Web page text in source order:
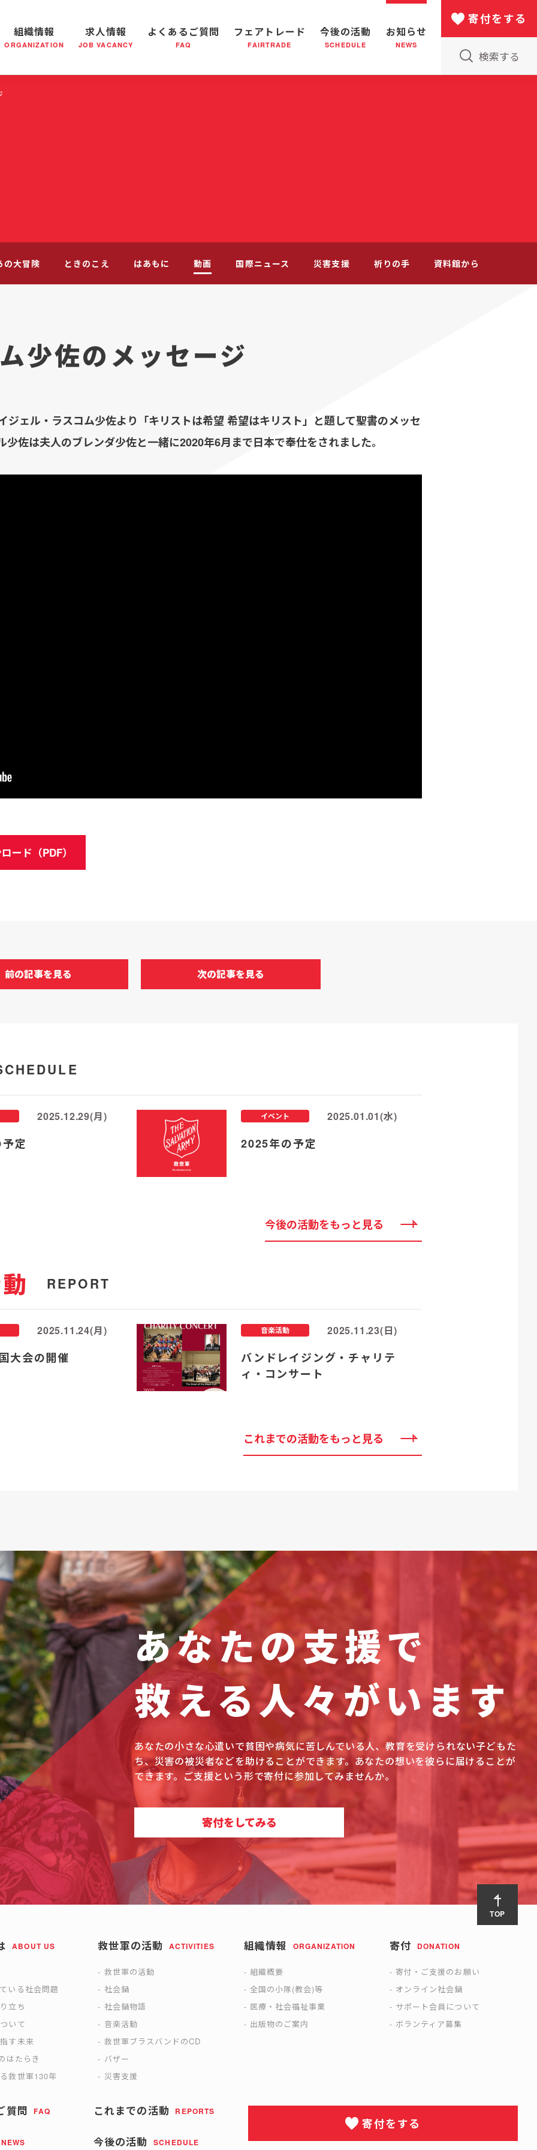
の成り立ち 軍隊形式について 私たちの目指す未来 小隊(教会)のはたらき 日本における救世軍の130年
社会鍋物語 音楽活動 救世軍ブラスバンドのCD バザー 災害支援
組織情報
ORGANIZATION
全国の小隊(教会)等について 医療・社会福祉事業 出版物のご案内
求人情報
JOB VACANCY
よくあるご質問
FAQ
フェアトレード
FAIRTRADE
今後の活動
SCHEDULE
お知らせ
NEWS
検索する
寄付をする
の大冒険 ときのこえ はあもに 動画 国際ニュース 災害支援 祈りの手 資料館から
少佐のメッセージ
ジェル・ラスコム少佐より「キリストは希望 希望はキリスト」と題して聖書のメッセ
佐は夫人のブレンダ少佐と一緒に2020年6月まで日本で奉仕をされました。
ード（PDF）
前の記事を見る 次の記事を見る
定
2025.12.29(月)
2025年の予定
イベント 2025.01.01(水)
今後の活動をもっと見る
REPORT
大会の開催
2025.11.24(月)
バンドレイジング・チャリテ
ィ・コンサート
音楽活動 2025.11.23(日)
これまでの活動をもっと見る
あなたの支援で
救える人々がいます
あなたの小さな心遣いで貧困や病気に苦しんでいる人、教育を受けられない子どもた
ち、災害の被災者などを助けることができます。あなたの想いを彼らに届けることが
できます。ご支援という形で寄付に参加してみませんか。
寄付をしてみる
TOP
ABOUT US
いる社会問題
立ち
いて
す未来
はたらき
救世軍130年
救世軍の活動 ACTIVITIES
救世軍の活動
社会鍋
社会鍋物語
音楽活動
救世軍ブラスバンドのCD
バザー
災害支援
組織情報 ORGANIZATION
組織概要
全国の小隊(教会)等
医療・社会福祉事業
出版物のご案内
寄付 DONATION
寄付・ご支援のお願い
オンライン社会鍋
サポート会員について
ボランティア募集
質問 FAQ これまでの活動 REPORTS
今後の活動 SCHEDULE
NEWS
寄付をする